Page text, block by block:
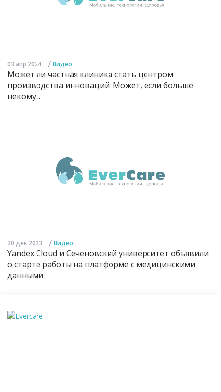
03 апр 2024 / Видео
Может ли частная клиника стать центром
производства инноваций. Может, если больше
некому...
20 дек 2023 / Видео
Yandex Cloud и Сеченовский университет объявили
о старте работы на платформе с медицинскими
данными